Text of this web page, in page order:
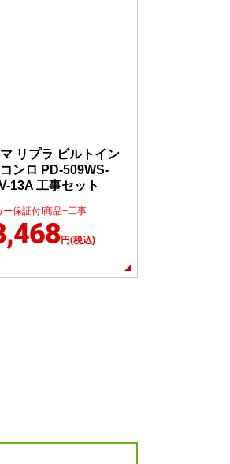
リプラ ビルトイン
ンロ PD-509WS-
13A 工事セット
ー保証付!商品+工事
円(税込)